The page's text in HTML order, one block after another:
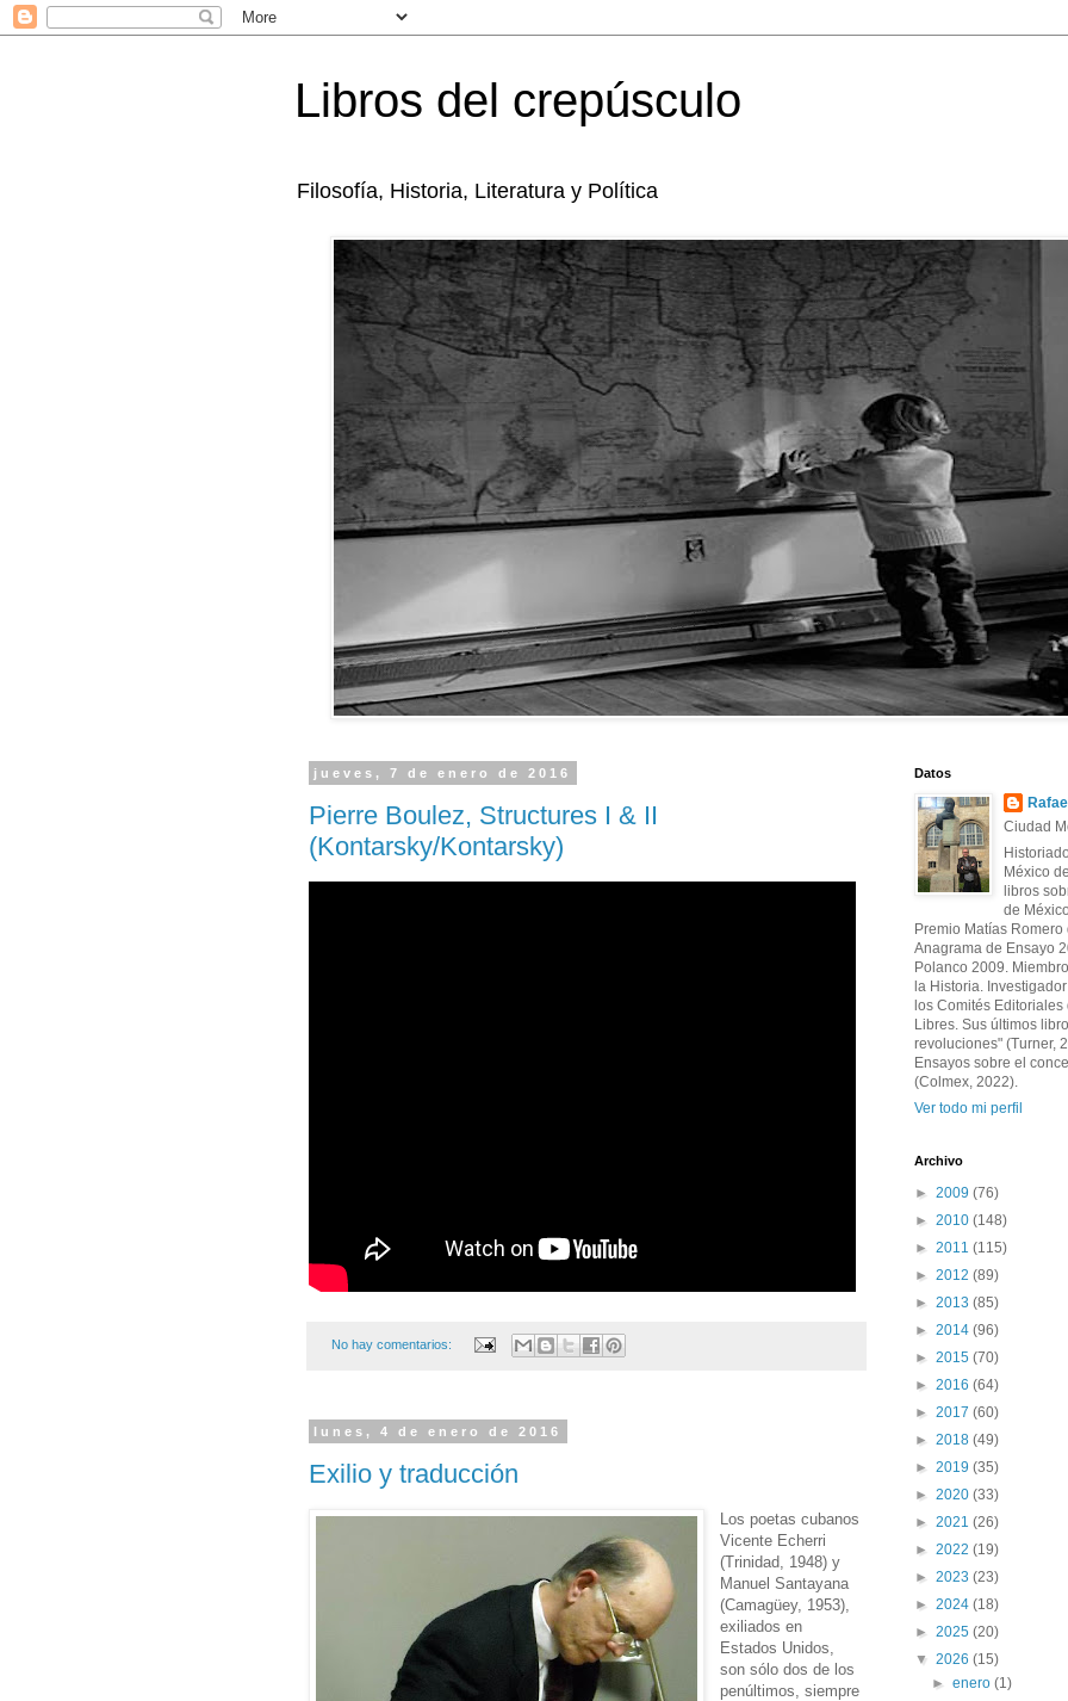
Libros del crepúsculo
Filosofía, Historia, Literatura y Política
jueves, 7 de enero de 2016
Pierre Boulez, Structures I & II
(Kontarsky/Kontarsky)
No hay comentarios:
lunes, 4 de enero de 2016
Exilio y traducción
Los poetas cubanos
Vicente Echerri
(Trinidad, 1948) y
Manuel Santayana
(Camagüey, 1953),
exiliados en
Estados Unidos,
son sólo dos de los
penúltimos, siempre
Datos
Ciudad
México
libros
de
Premio Matías
Anagrama de Ensayo
Polanco 2009.
la Historia.
los Comités
Libres. Sus últimos
revoluciones" (Turner,
Ensayos sobre el
(Colmex, 2022).
Ver todo mi perfil
Archivo
► 2009 (76)
► 2010 (148)
► 2011 (115)
► 2012 (89)
► 2013 (85)
► 2014 (96)
► 2015 (70)
► 2016 (64)
► 2017 (60)
► 2018 (49)
► 2019 (35)
► 2020 (33)
► 2021 (26)
► 2022 (19)
► 2023 (23)
► 2024 (18)
► 2025 (20)
▼ 2026 (15)
►enero(1)